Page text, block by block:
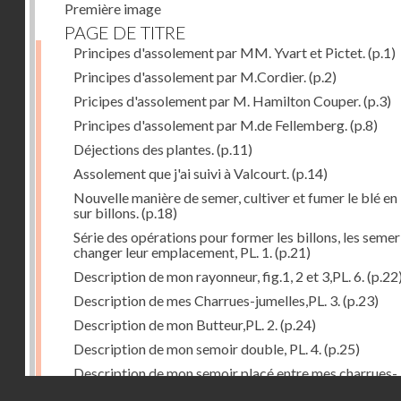
Première image
PAGE DE TITRE
Principes d'assolement par MM. Yvart et Pictet. (p.1)
Principes d'assolement par M.Cordier. (p.2)
Pricipes d'assolement par M. Hamilton Couper. (p.3)
Principes d'assolement par M.de Fellemberg. (p.8)
Déjections des plantes. (p.11)
Assolement que j'ai suivi à Valcourt. (p.14)
Nouvelle manière de semer, cultiver et fumer le blé en
sur billons. (p.18)
Série des opérations pour former les billons, les
changer leur emplacement, PL. 1. (p.21)
Description de mon rayonneur, fig.1, 2 et 3,PL. 6.
Description de mes Charrues-jumelles,PL. 3. (p.23)
Description de mon Butteur,PL. 2. (p.24)
Description de mon semoir double, PL. 4. (p.25)
Description de mon semoir placé entre mes charrues-